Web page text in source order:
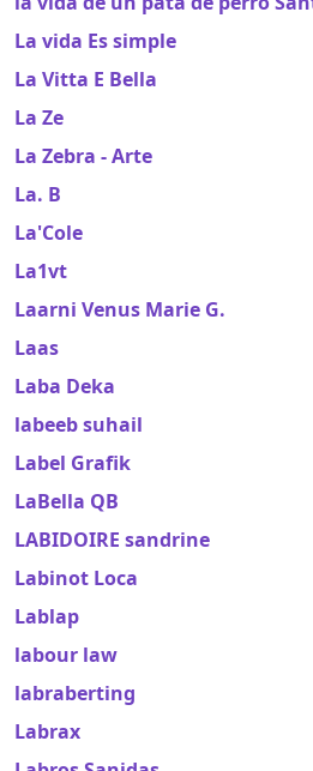
La vida Es simple
La Vitta E Bella
La Ze
La Zebra - Arte
La. B
La'Cole
La1vt
Laarni Venus Marie G.
Laas
Laba Deka
labeeb suhail
Label Grafik
LaBella QB
LABIDOIRE sandrine
Labinot Loca
Lablap
labour law
labraberting
Labrax